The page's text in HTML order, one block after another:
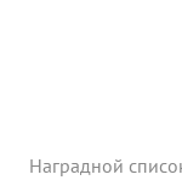
силы:
Наградной